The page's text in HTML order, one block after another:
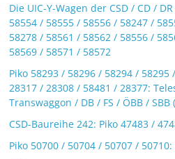
Die UIC-Y-Wagen der CSD / CD /
58554 / 58555 / 58556 / 58247 /
58278 / 58561 / 58562 / 58556 /
58569 / 58571 / 58572
Piko 58293 / 58296 / 58294 /
28317 / 28308 / 58481 / 28377:
Transwaggon / DB / FS / ÖBB / SBB
CSD-Baureihe 242: Piko 47483 /
Piko 50700 / 50704 / 50707 /